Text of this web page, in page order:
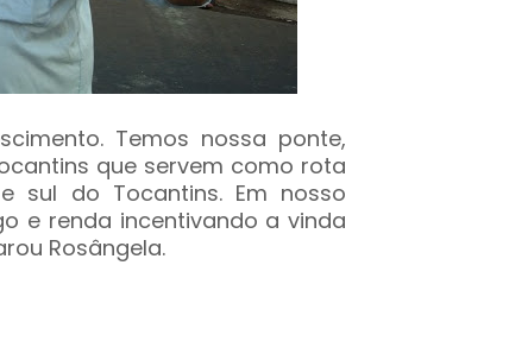
Temos nossa ponte,
que servem como rota
sul do Tocantins. Em nosso
e renda incentivando a vinda
Rosângela.